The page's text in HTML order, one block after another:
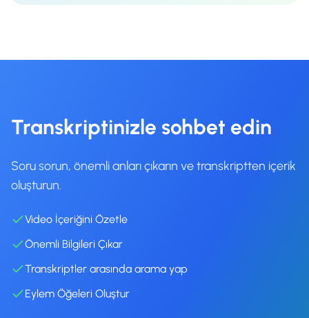
Transkriptinizle sohbet edin
Soru sorun, önemli anları çıkarın ve transkriptten içerik
oluşturun.
Video İçeriğini Özetle
Önemli Bilgileri Çıkar
Transkriptler arasında arama yap
Eylem Öğeleri Oluştur